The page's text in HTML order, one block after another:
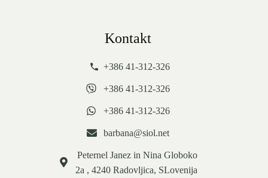
Kontakt
+386 41-312-326
+386 41-312-326
+386 41-312-326
barbana@siol.net
Peternel Janez in Nina Globoko
2a , 4240 Radovljica, SLovenija